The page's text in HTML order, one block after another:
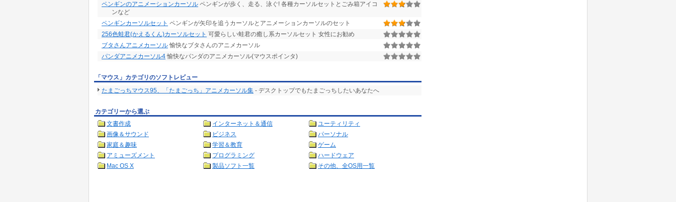
ペンギンのアニメーションカーソル ペンギンが歩く、走る、泳ぐ! 各種カーソルセットとごみ箱アイコ
ンなど
ペンギンカーソルセット ペンギンが矢印を追うカーソルとアニメーションカーソルのセット
256色蛙君(かえるくん)カーソルセット 可愛らしい蛙君の癒し系カーソルセット 女性にお勧め
ブタさんアニメカーソル愉快なブタさんのアニメカーソル
パンダアニメカーソル4愉快なパンダのアニメカーソル(マウスポインタ)
「マウス」カテゴリのソフトレビュー
たまごっちマウス95、「たまごっち」アニメカーソル集 - デスクトップでもたまごっちしたいあなたへ
カテゴリーから選ぶ
文書作成
インターネット＆通信
ユーティリティ
画像＆サウンド
ビジネス
パーソナル
家庭＆趣味
学習＆教育
ゲーム
アミューズメント
プログラミング
ハードウェア
Mac OS X
製品ソフト一覧 その他、全OS用一覧